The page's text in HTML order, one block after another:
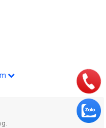
đựng, HDSD